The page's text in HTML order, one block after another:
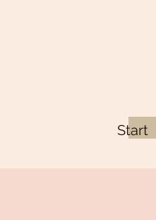
Start